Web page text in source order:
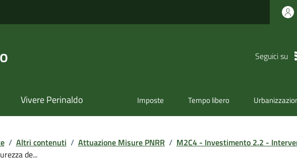
Seguici su
Vivere Perinaldo Imposte Tempo libero
/ Altri contenuti / Attuazione Misure PNRR / M2C4 - Investimento 2.2 -
de...